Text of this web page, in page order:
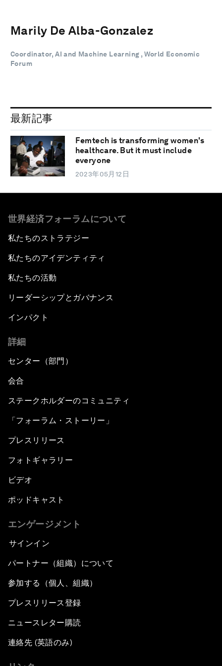
Marily De Alba-Gonzalez
Coordinator, AI and Machine Learning , World Economic
Forum
最新記事
Femtech is transforming women's
healthcare. But it must include
everyone
2023年05月12日
世界経済フォーラムについて
私たちのストラテジー
私たちのアイデンティティ
私たちの活動
リーダーシップとガバナンス
インパクト
詳細
センター（部門）
会合
ステークホルダーのコミュニティ
「フォーラム・ストーリー」
プレスリリース
フォトギャラリー
ビデオ
ポッドキャスト
エンゲージメント
サインイン
パートナー（組織）について
参加する（個人、組織）
プレスリリース登録
ニュースレター購読
連絡先 (英語のみ)